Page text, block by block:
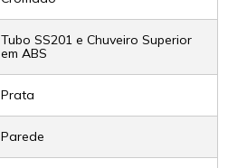
Tubo SS201 e Chuveiro Superior
em ABS
Prata
Parede